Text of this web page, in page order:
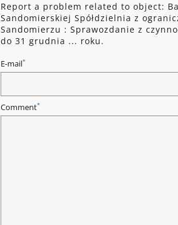
Report a problem related to object:
Sandomierskiej Spółdzielnia z
Sandomierzu : Sprawozdanie z
do 31 grudnia ... roku.
E-mail*
Comment*